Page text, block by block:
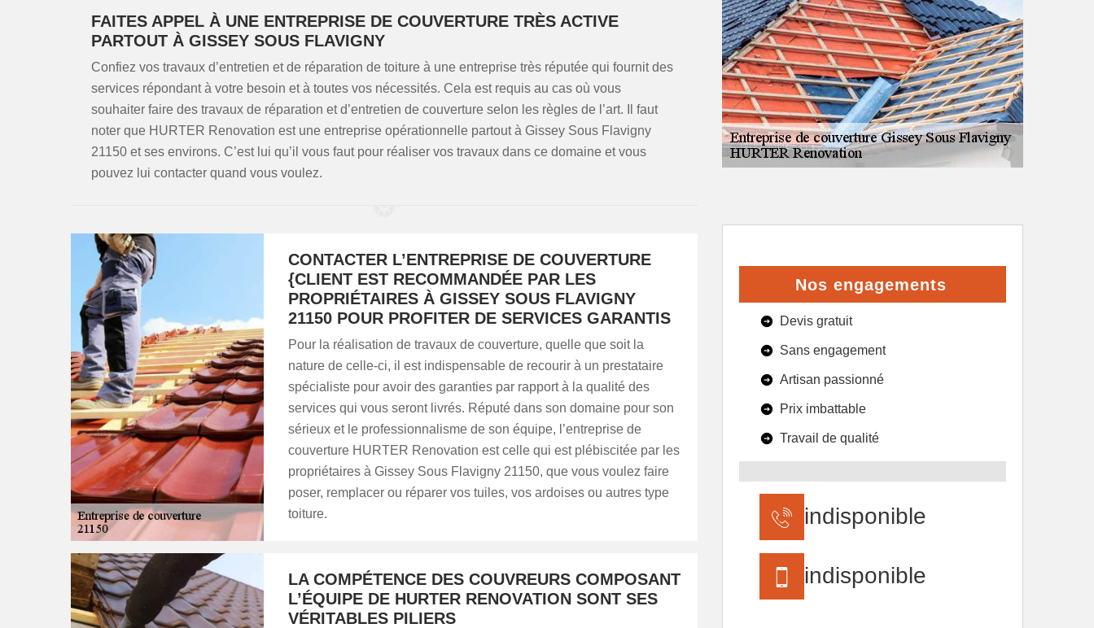
FAITES APPEL À UNE ENTREPRISE DE COUVERTURE TRÈS ACTIVE
PARTOUT À GISSEY SOUS FLAVIGNY
Confiez vos travaux d’entretien et de réparation de toiture à une entreprise très réputée qui fournit des
services répondant à votre besoin et à toutes vos nécessités. Cela est requis au cas où vous
souhaiter faire des travaux de réparation et d’entretien de couverture selon les règles de l’art. Il faut
noter que HURTER Renovation est une entreprise opérationnelle partout à Gissey Sous Flavigny
21150 et ses environs. C’est lui qu’il vous faut pour réaliser vos travaux dans ce domaine et vous
pouvez lui contacter quand vous voulez.
CONTACTER L’ENTREPRISE DE COUVERTURE
{CLIENT EST RECOMMANDÉE PAR LES
PROPRIÉTAIRES À GISSEY SOUS FLAVIGNY
21150 POUR PROFITER DE SERVICES GARANTIS
Pour la réalisation de travaux de couverture, quelle que soit la
nature de celle-ci, il est indispensable de recourir à un prestataire
spécialiste pour avoir des garanties par rapport à la qualité des
services qui vous seront livrés. Réputé dans son domaine pour son
sérieux et le professionnalisme de son équipe, l’entreprise de
couverture HURTER Renovation est celle qui est plébiscitée par les
propriétaires à Gissey Sous Flavigny 21150, que vous voulez faire
poser, remplacer ou réparer vos tuiles, vos ardoises ou autres type
toiture.
LA COMPÉTENCE DES COUVREURS COMPOSANT
L’ÉQUIPE DE HURTER RENOVATION SONT SES
VÉRITABLES PILIERS
Nos engagements
Devis gratuit
Sans engagement
Artisan passionné
Prix imbattable
Travail de qualité
indisponible
indisponible